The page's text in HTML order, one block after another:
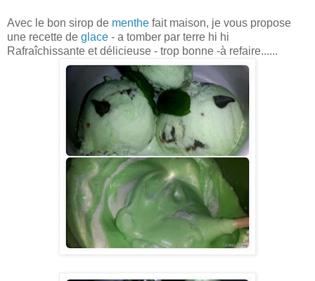
Avec le bon sirop de menthe fait maison, je vous propose
une recette de glace - a tomber par terre hi hi
Rafraîchissante et délicieuse - trop bonne -à refaire......